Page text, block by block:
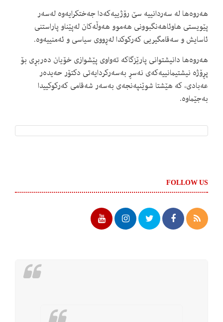
هەروەها لە سەردانییە سێ رۆژییەکەدا جەختکرایەوە لەسەر
پێویستی هاوئاهەنگبوونی هەموو هەوڵەکان لەپێناو پاراستنی
ئاسایش و سەقامگیریی کەرکوکدا لەڕووی سیاسی و ئەمنییەوە.
هەروەها دانیشتوانی پارێزگاکە تەواوی پێشوازی خۆیان دەربڕی بۆ
پڕۆژە نیشتیمانییەکەی نەسڕ بەسەرکردایەتی دکتۆر حەیدەر
عەبادی، کە هێشتا شوێنپەنجەی بەسەر شەقامی کەرکوکییدا
بەجێماوە.
FOLLOW US